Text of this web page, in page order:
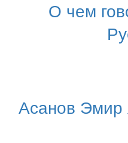
О чем
Асанов Эмир